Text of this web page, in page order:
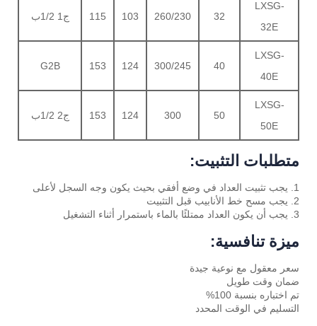
LXSG-
32E
32
260/230
103
115 ج1 1/2ب
LXSG-
40E
40
300/245
124
153
G2B
LXSG-
50E
50
300
124
153 ج2 1/2ب
متطلبات التثبيت:
1. يجب تثبيت العداد في وضع أفقي بحيث يكون وجه السجل لأعلى
2. يجب مسح خط الأنابيب قبل التثبيت
3. يجب أن يكون العداد ممتلئًا بالماء باستمرار أثناء التشغيل
ميزة تنافسية:
سعر معقول مع نوعية جيدة
ضمان وقت طويل
تم اختباره بنسبة 100%
التسليم في الوقت المحدد